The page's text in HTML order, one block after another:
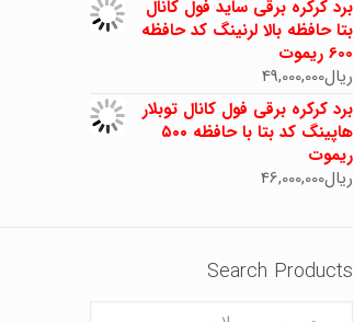
برد کرکره برقی ساید فول کانال
بتا حافظه بالا لرنینگ کد حافظه
600 ریموت
ریال49,000,000
برد کرکره برقی فول کانال توبلار
هاپینگ کد بتا با حافظه ۵۰۰
ریموت
ریال46,000,000
Search Products